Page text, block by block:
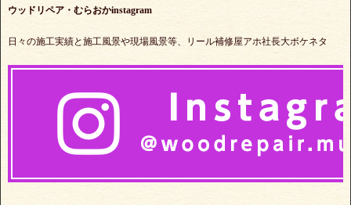
ウッドリペア・むらおかinstagram
日々の施工実績と施工風景や現場風景等、リール補修屋アホ社長大ボケネタ